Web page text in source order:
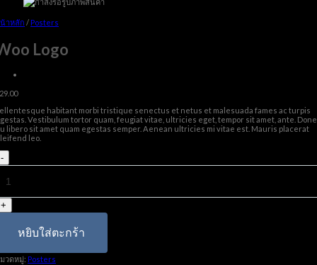
าหลัก / Posters
Logo
29.00
habitant morbi tristique senectus et netus et malesuada fames ac turpis
Vestibulum tortor quam, feugiat vitae, ultricies eget, tempor sit amet, ante.
libero sit amet quam egestas semper. Aenean ultricies mi vitae est. Mauris placerat
leo.
Woo
Logo
ชิ้น
หยิบใส่ตะกร้า
วดหมู่: Posters